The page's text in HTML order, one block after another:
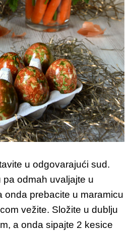
u odgovarajući sud.
odmah uvaljajte u
onda prebacite u maramicu
vežite. Složite u dublju
a onda sipajte 2 kesice